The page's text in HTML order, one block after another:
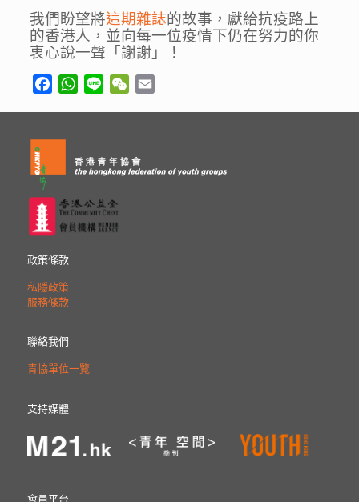
我們盼望將這期雜誌的故事，獻給抗疫路上
的香港人，並向每一位疫情下仍在努力的你
衷心說一聲「謝謝」！
FacebookWhatsApp
Line WeChat
政策條款
私隱政策
服務條款
聯絡我們
青協單位一覽
支持媒體
會員平台